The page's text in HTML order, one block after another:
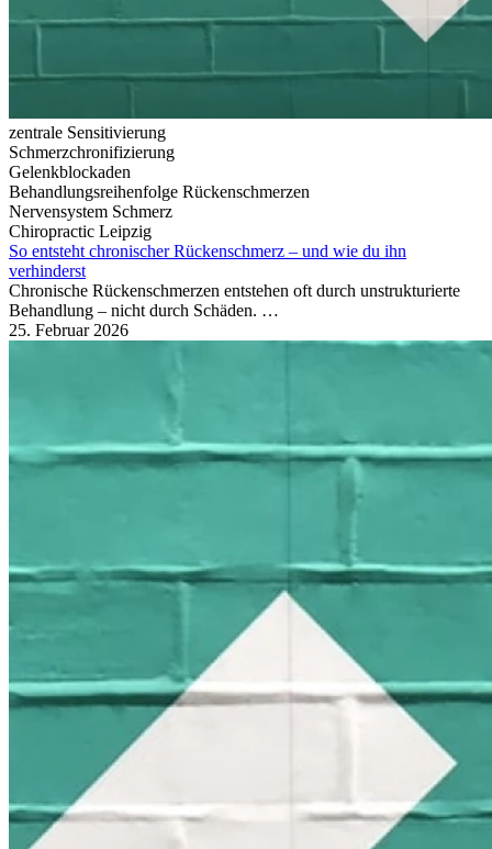
zentrale Sensitivierung
Schmerzchronifizierung
Gelenkblockaden
Behandlungsreihenfolge Rückenschmerzen
Nervensystem Schmerz
Chiropractic Leipzig
So entsteht chronischer Rückenschmerz – und wie du ihn
verhinderst
Chronische Rückenschmerzen entstehen oft durch unstrukturierte
Behandlung – nicht durch Schäden. …
25. Februar 2026